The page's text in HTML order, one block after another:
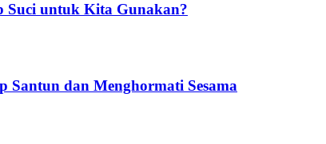
Suci untuk Kita Gunakan?
dan Menghormati Sesama